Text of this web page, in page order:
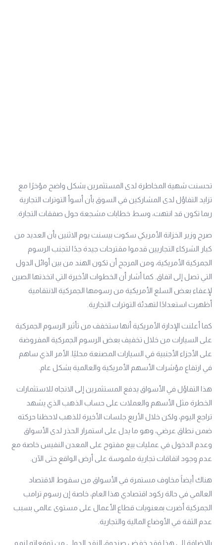
تحسنت شهية المخاطرة لدى المستثمرين بشكل واضح مؤخرًا مع
تزايد التفاؤل لدى المشاركين في السوق بأن أسوأ التوترات التجارية
ربما تكون قد انتهت، وسط خطابات مشجعة حول صفقات التجارة.
صرح وزير الخزانة الأمريكي سكوت بيسنت يوم الاثنين بأن العديد من
كبار الشركاء التجاريين قدموا مقترحات جيدة جدًا لتجنب الرسوم
الجمركية الأمريكية، ومن المرجح أن تكون الهند من بين أوائل الدول
التي تصل إلى اتفاق. كما أشار أن الخطوات الأخيرة التي اتخذتها الصين
لإعفاء بعض السلع الأمريكية من رسومها الجمركية الانتقامية
أظهرت استعدادًا لتهدئة التوترات التجارية.
كما أعلنت الإدارة الأمريكية أنها ستخفف من تأثير الرسوم الجمركية
على السيارات من خلال تخفيف بعض الرسوم الجمركية المفروضة
على الأجزاء الأجنبية في السيارات المصنعة محليًا. الأمر الذي ساهم
في ارتفاع مؤشرات الأسهم الأمريكية والعالمية بشكل عام.
هذا التفاؤل في الأسواق يدفع المستثمرين إلى الاتجاه للاستثمارات
الخطرة مثل الأسهم والعملات على حساب الذهب الذي يشهد
تراجع اليوم، ولكن خلال الأربع جلسات الأخيرة للذهب لاحظنا حركته
ضمن نطاق عرضي، وهو ما يدل على استمرار الحذر لدى الأسواق
وعدم الدخول في عمليات بيع مفتوح على المعدن النفيس خاصة مع
عدم وجود اتفاقات تجارية ملموسة على أرض الواقع حتى الآن.
هناك أيضاً مخاوف مستمرة في الأسواق من سقوط الاقتصاد
العالمي في حالة ركود اقتصادي هذا العام، خاصة إن رسوم ترامب
الجمركية أضرت بمعنويات قطاع الأعمال على مستوى عالمي بسبب
عدم الثقة في الأوضاع المالية والتجارية.
بالإضافة إلى هذا فقد خفض صندوق النقد الدولي من توقعاته لنمو